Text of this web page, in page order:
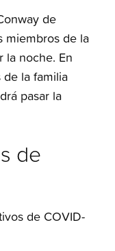
de
miembros de la
la noche. En
la familia
pasar la
de
de COVID-